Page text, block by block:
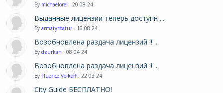
By michaelorel . 20 08 24
Выданные лицензии теперь доступн ...
By armatyrbatur . 16 08 24
Возобновлена раздача лицензий !! ...
By dzurkan . 08 04 24
Возобновлена раздача лицензий !! ...
By Fluence Volkoff . 22 03 24
City Guide БЕСПЛАТНО!